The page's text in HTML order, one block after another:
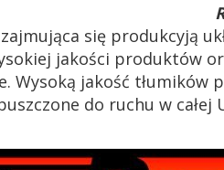
się produkcyją
jakości produktów
Wysoką jakość
do ruchu w całej